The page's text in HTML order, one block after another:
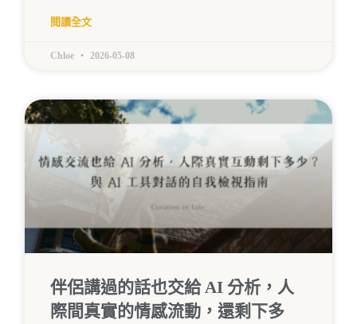
閱讀全文
Chloe 2026-05-08
伴侶講過的話也交給 AI 分析，人
際間真實的情感流動，還剩下多